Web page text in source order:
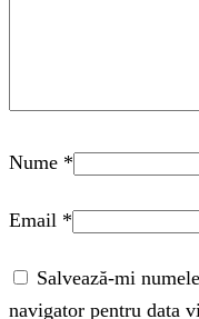
Nume *
Email *
Salvează-mi
navigator pentru data